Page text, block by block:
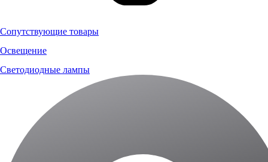
Сопутствующие товары
Освещение
Светодиодные лампы